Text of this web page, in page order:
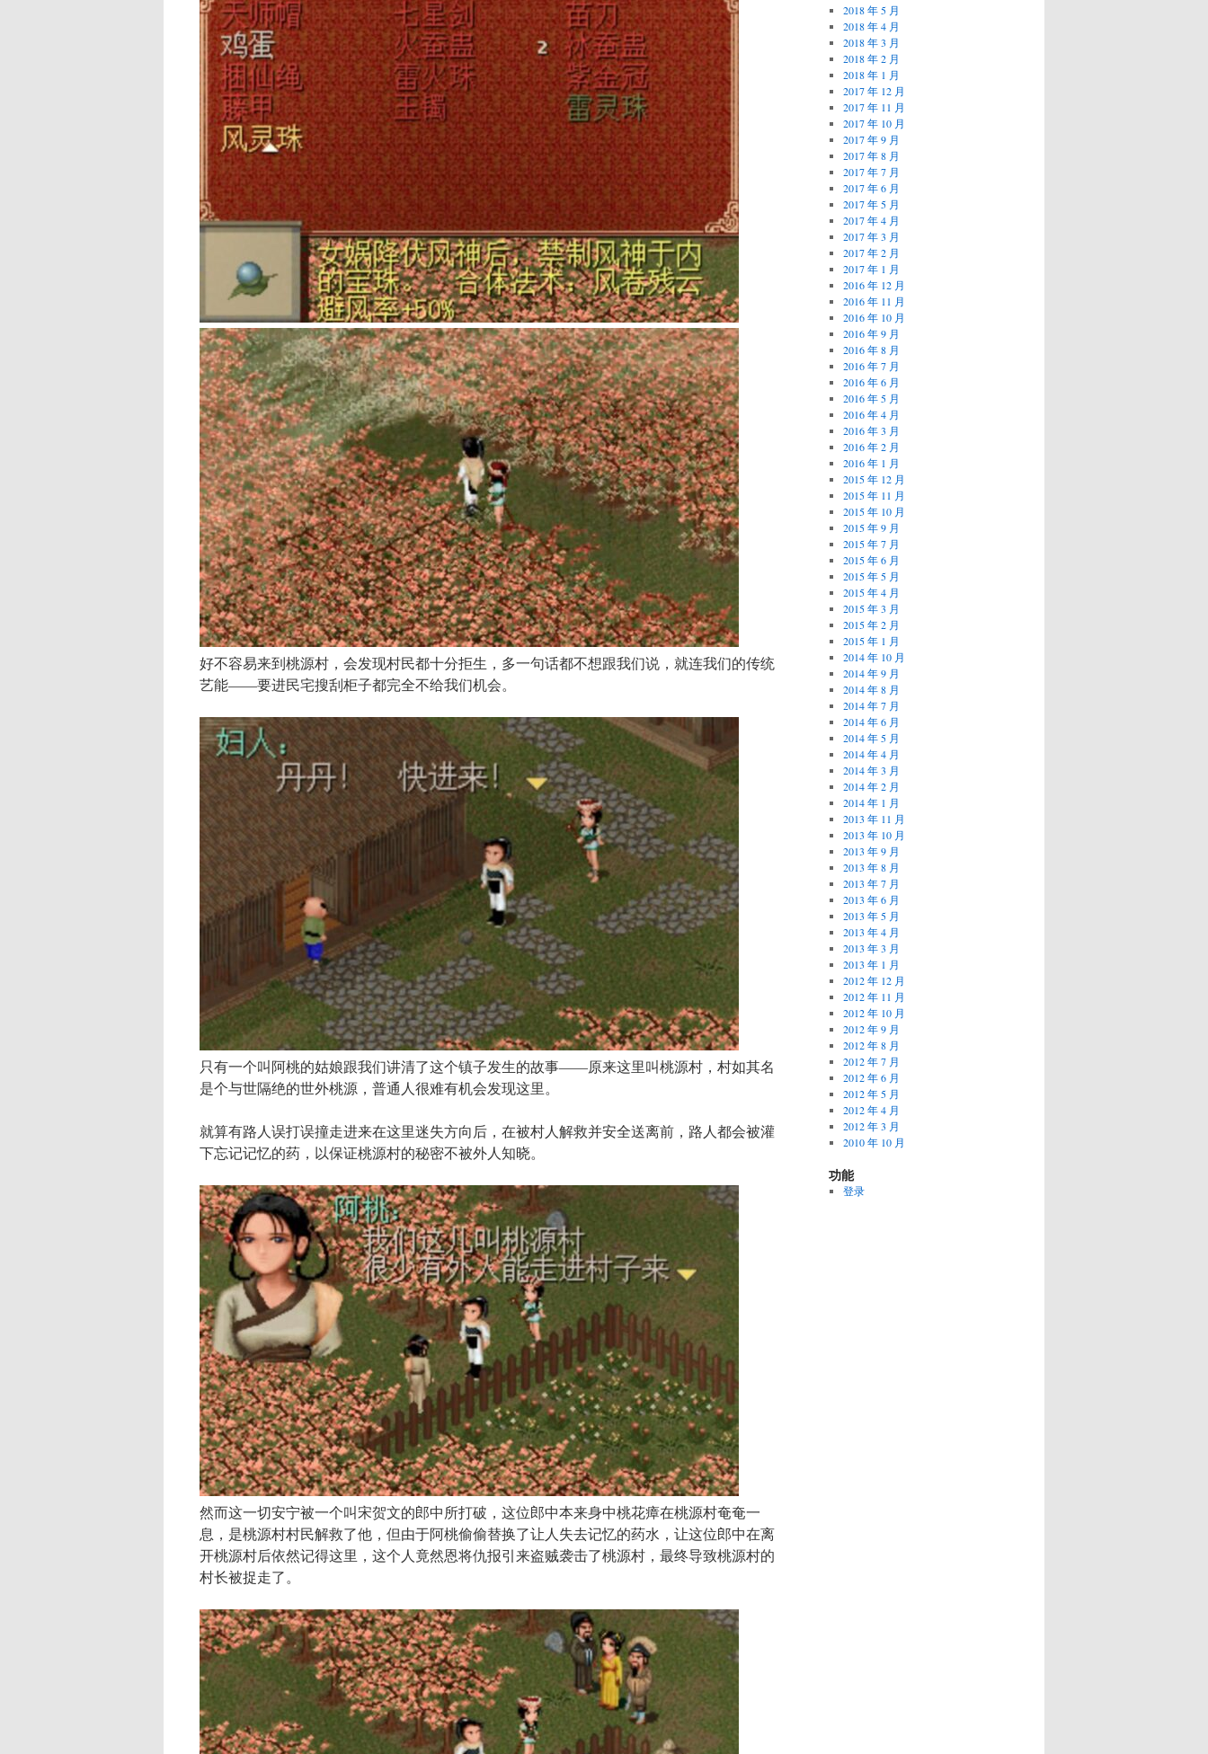
好不容易来到桃源村，会发现村民都十分拒生，多一句话都不想跟我们说，就连我们的传统
艺能——要进民宅搜刮柜子都完全不给我们机会。
只有一个叫阿桃的姑娘跟我们讲清了这个镇子发生的故事——原来这里叫桃源村，村如其名
是个与世隔绝的世外桃源，普通人很难有机会发现这里。
就算有路人误打误撞走进来在这里迷失方向后，在被村人解救并安全送离前，路人都会被灌
下忘记记忆的药，以保证桃源村的秘密不被外人知晓。
然而这一切安宁被一个叫宋贺文的郎中所打破，这位郎中本来身中桃花瘴在桃源村奄奄一
息，是桃源村村民解救了他，但由于阿桃偷偷替换了让人失去记忆的药水，让这位郎中在离
开桃源村后依然记得这里，这个人竟然恩将仇报引来盗贼袭击了桃源村，最终导致桃源村的
村长被捉走了。
2018 年 5 月
2018 年 4 月
2018 年 3 月
2018 年 2 月
2018 年 1 月
2017 年 12 月
2017 年 11 月
2017 年 10 月
2017 年 9 月
2017 年 8 月
2017 年 7 月
2017 年 6 月
2017 年 5 月
2017 年 4 月
2017 年 3 月
2017 年 2 月
2017 年 1 月
2016 年 12 月
2016 年 11 月
2016 年 10 月
2016 年 9 月
2016 年 8 月
2016 年 7 月
2016 年 6 月
2016 年 5 月
2016 年 4 月
2016 年 3 月
2016 年 2 月
2016 年 1 月
2015 年 12 月
2015 年 11 月
2015 年 10 月
2015 年 9 月
2015 年 7 月
2015 年 6 月
2015 年 5 月
2015 年 4 月
2015 年 3 月
2015 年 2 月
2015 年 1 月
2014 年 10 月
2014 年 9 月
2014 年 8 月
2014 年 7 月
2014 年 6 月
2014 年 5 月
2014 年 4 月
2014 年 3 月
2014 年 2 月
2014 年 1 月
2013 年 11 月
2013 年 10 月
2013 年 9 月
2013 年 8 月
2013 年 7 月
2013 年 6 月
2013 年 5 月
2013 年 4 月
2013 年 3 月
2013 年 1 月
2012 年 12 月
2012 年 11 月
2012 年 10 月
2012 年 9 月
2012 年 8 月
2012 年 7 月
2012 年 6 月
2012 年 5 月
2012 年 4 月
2012 年 3 月
2010 年 10 月
功能
登录